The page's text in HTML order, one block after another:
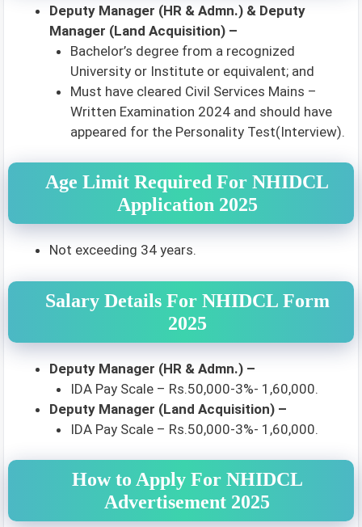
Deputy Manager (HR & Admn.) & Deputy
Manager (Land Acquisition) –
Bachelor’s degree from a recognized
University or Institute or equivalent; and
Must have cleared Civil Services Mains –
Written Examination 2024 and should have
appeared for the Personality Test(Interview).
Age Limit Required For NHIDCL
Application 2025
Not exceeding 34 years.
Salary Details For NHIDCL Form
2025
Deputy Manager (HR & Admn.) –
IDA Pay Scale – Rs.50,000-3%- 1,60,000.
Deputy Manager (Land Acquisition) –
IDA Pay Scale – Rs.50,000-3%- 1,60,000.
How to Apply For NHIDCL
Advertisement 2025